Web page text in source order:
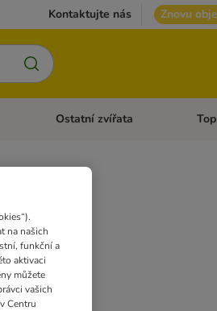
Kontaktujte nás Znovu
pro psy
Otevřít menu: + VET Dieta
Ostatní zvířata
na našich
funkční a
aktivaci
můžete
vašich
Centru